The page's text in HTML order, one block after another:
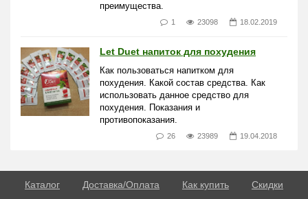
преимущества.
1 23098 18.02.2019
Let Duet напиток для похудения
Как пользоваться напитком для
похудения. Какой состав средства. Как
использовать данное средство для
похудения. Показания и
противопоказания.
26 23989 19.04.2018
Каталог Доставка/Оплата Как купить Скидки